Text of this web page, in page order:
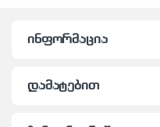
ინფორმაცია
დამატებით